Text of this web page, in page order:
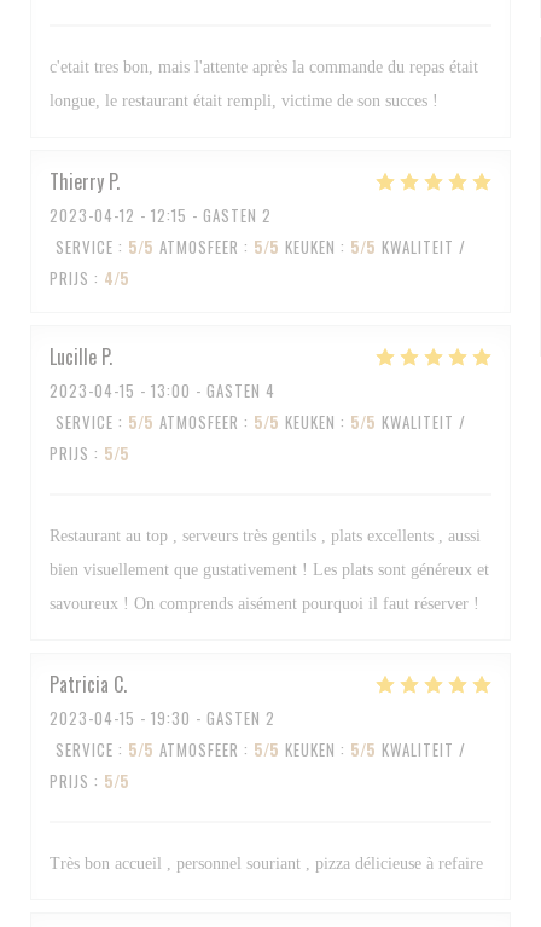
c'etait tres bon, mais l'attente après la commande du repas était
longue, le restaurant était rempli, victime de son succes !
Thierry P
2023-04-12 - 12:15 - GASTEN 2
SERVICE : 5/5 ATMOSFEER : 5/5 KEUKEN : 5/5 KWALITEIT /
PRIJS : 4/5
Lucille P
2023-04-15 - 13:00 - GASTEN 4
SERVICE : 5/5 ATMOSFEER : 5/5 KEUKEN : 5/5 KWALITEIT /
PRIJS : 5/5
Restaurant au top , serveurs très gentils , plats excellents , aussi
bien visuellement que gustativement ! Les plats sont généreux et
savoureux ! On comprends aisément pourquoi il faut réserver !
Patricia C
2023-04-15 - 19:30 - GASTEN 2
SERVICE : 5/5 ATMOSFEER : 5/5 KEUKEN : 5/5 KWALITEIT /
PRIJS : 5/5
Très bon accueil , personnel souriant , pizza délicieuse à refaire